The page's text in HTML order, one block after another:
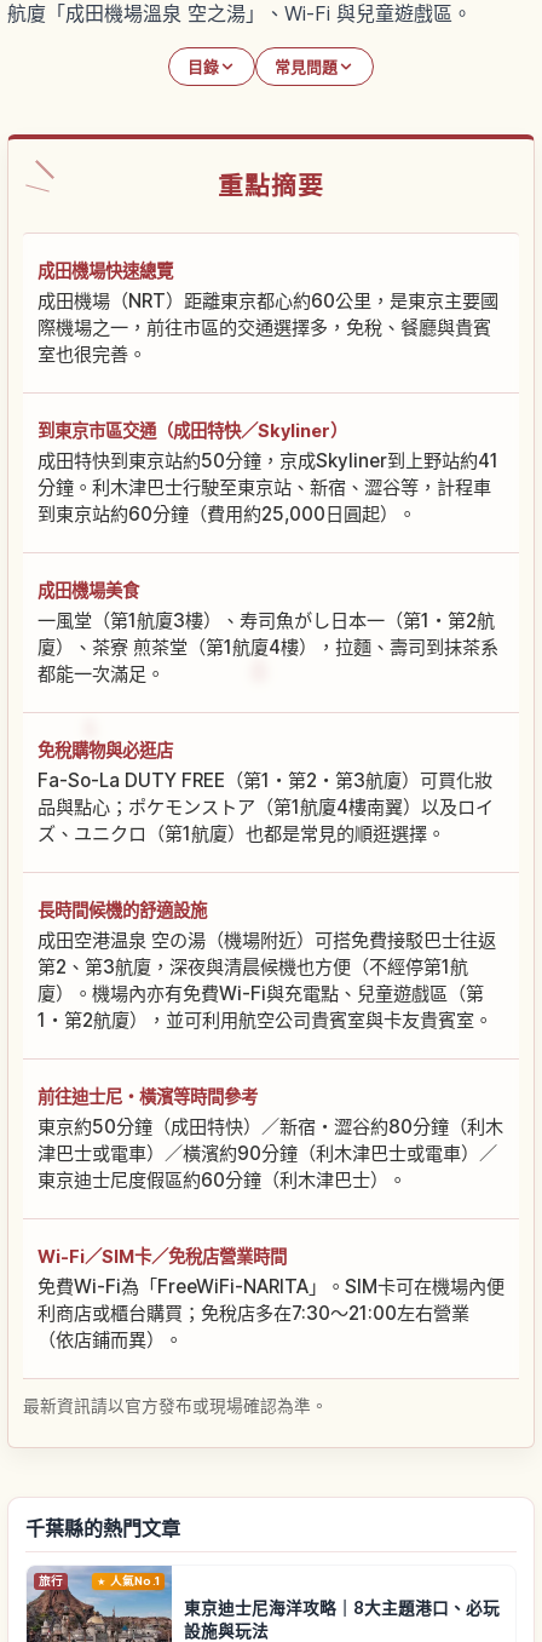
航廈「成田機場溫泉 空之湯」、Wi-Fi 與兒童遊戲區。
目錄 常見問題
重點摘要
成田機場快速總覽
成田機場（NRT）距離東京都心約60公里，是東京主要國
際機場之一，前往市區的交通選擇多，免稅、餐廳與貴賓
室也很完善。
到東京市區交通（成田特快／Skyliner）
成田特快到東京站約50分鐘，京成Skyliner到上野站約41
分鐘。利木津巴士行駛至東京站、新宿、澀谷等，計程車
到東京站約60分鐘（費用約25,000日圓起）。
成田機場美食
一風堂（第1航廈3樓）、寿司魚がし日本一（第1・第2航
廈）、茶寮 煎茶堂（第1航廈4樓），拉麵、壽司到抹茶系
都能一次滿足。
免稅購物與必逛店
Fa-So-La DUTY FREE（第1・第2・第3航廈）可買化妝
品與點心；ポケモンストア（第1航廈4樓南翼）以及ロイ
ズ、ユニクロ（第1航廈）也都是常見的順逛選擇。
長時間候機的舒適設施
成田空港温泉 空の湯（機場附近）可搭免費接駁巴士往返
第2、第3航廈，深夜與清晨候機也方便（不經停第1航
廈）。機場內亦有免費Wi-Fi與充電點、兒童遊戲區（第
1・第2航廈），並可利用航空公司貴賓室與卡友貴賓室。
前往迪士尼・橫濱等時間參考
東京約50分鐘（成田特快）／新宿・澀谷約80分鐘（利木
津巴士或電車）／橫濱約90分鐘（利木津巴士或電車）／
東京迪士尼度假區約60分鐘（利木津巴士）。
Wi-Fi／SIM卡／免稅店營業時間
免費Wi-Fi為「FreeWiFi-NARITA」。SIM卡可在機場內便
利商店或櫃台購買；免稅店多在7:30～21:00左右營業
（依店鋪而異）。
最新資訊請以官方發布或現場確認為準。
千葉縣的熱門文章
旅行 人氣No.1
東京迪士尼海洋攻略｜8大主題港口、必玩
設施與玩法